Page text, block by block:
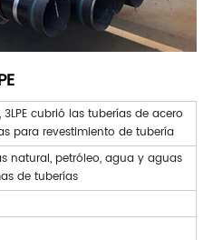
3LPE cubrió las tuberías de acero
para revestimiento de tubería
natural, petróleo, agua y aguas
de tuberías